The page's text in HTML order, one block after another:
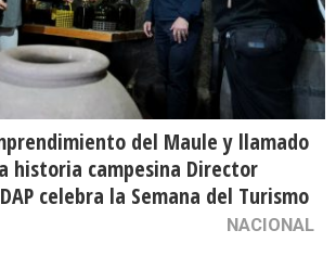
del Maule y llamado
historia campesina Director
celebra la Semana del Turismo
NACIONAL